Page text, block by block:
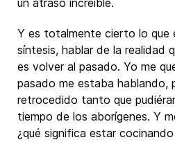
un atraso increíble.
Y es totalmente cierto lo que
síntesis, hablar de la realidad
es volver al pasado. Yo me
pasado me estaba hablando,
retrocedido tanto que
tiempo de los aborígenes. Y
¿qué significa estar